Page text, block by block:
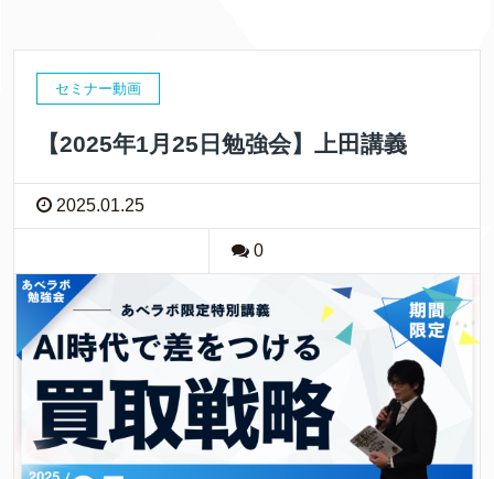
セミナー動画
【2025年1月25日勉強会】上田講義
2025.01.25
0